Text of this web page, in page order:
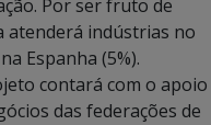
Por ser fruto de
atenderá indústrias no
Espanha (5%).
contará com o apoio
das federações de